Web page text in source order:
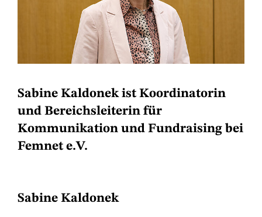
Sabine Kaldonek ist Koordinatorin
und Bereichsleiterin für
Kommunikation und Fundraising bei
Femnet e.V.
Sabine Kaldonek